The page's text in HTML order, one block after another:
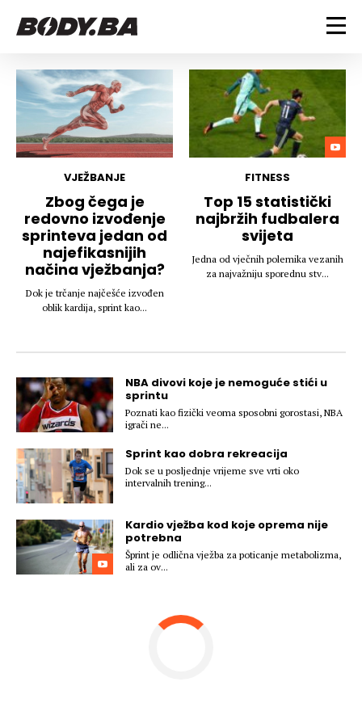
FITNESS
Vježbanje
Mršanje
Discipline
Indoor & Outdoor
BODYBUILDING
Trening i vježbe
Takmičarski bodybuilding
Savjeti
Ostalo
ISHRANA
Dijete
Nutricionizam
Recepti
Suplementi
Tablica kalorija
ZDRAVLJE
Um i tijelo
Povrede i bolesti
Lifestyle
Trudnice
LIFESTYLE
Bodybuilding
Fitness
Zdravlje
Hedonizam
VODA
MAGAZIN
Njega nje
Njega njega
Šminka
Tehnologija
KALORIJE
VJEŽBANJE
Zbog čega je
redovno izvođenje
sprinteva jedan od
najefikasnijih
načina vježbanja?
Dok je trčanje najčešće izvođen
oblik kardija, sprint kao...
FITNESS
Top 15 statistički
najbržih fudbalera
svijeta
Jedna od vječnih polemika vezanih
za najvažniju sporednu stv...
NBA divovi koje je nemoguće stići u
sprintu
Poznati kao fizički veoma sposobni gorostasi, NBA
igrači ne...
Sprint kao dobra rekreacija
Dok se u posljednje vrijeme sve vrti oko
intervalnih trening...
Kardio vježba kod koje oprema nije
potrebna
Šprint je odlična vježba za poticanje metabolizma,
ali za ov...